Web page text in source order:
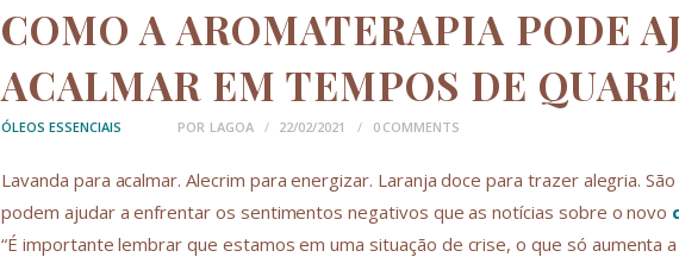
COMO A AROMATERAPIA PODE
ACALMAR EM TEMPOS DE
ÓLEOS ESSENCIAIS POR LAGOA 22/02/2021 0 COMMENTS
Lavanda para acalmar. Alecrim para energizar. Laranja doce para trazer alegria.
podem ajudar a enfrentar os sentimentos negativos que as notícias sobre o novo
“É importante lembrar que estamos em uma situação de crise, o que só aumenta